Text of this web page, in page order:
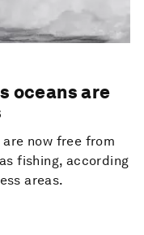
oceans are
are now free from
fishing, according
areas.